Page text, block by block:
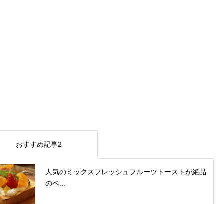
おすすめ記事2
人気のミックスフレッシュフルーツトーストが絶品
のベ...